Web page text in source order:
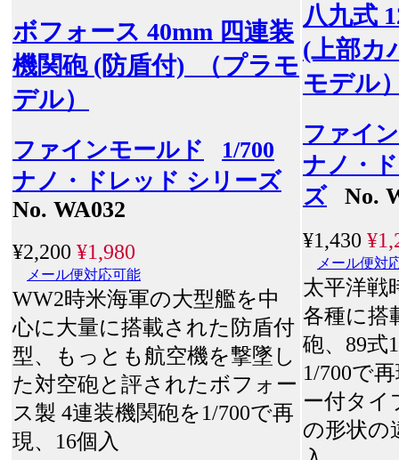
ボフォース 40mm 四連装
機関砲 (防盾付) （プラモ
デル）
ファインモールド
1/700
ナノ・ドレッド シリーズ
No. WA032
¥2,200 ¥1,980
メール便対応可能
WW2時米海軍の大型艦を中
心に大量に搭載された防盾付
型、もっとも航空機を撃墜し
た対空砲と評されたボフォー
ス製 4連装機関砲を1/700で再
現、16個入
八九式
(上部カ
モデル
ファイ
ナノ・
ズNo.
¥1,430
メール便対
太平洋戦
各種に搭
砲、89式
1/700で
ー付タイ
の形状の